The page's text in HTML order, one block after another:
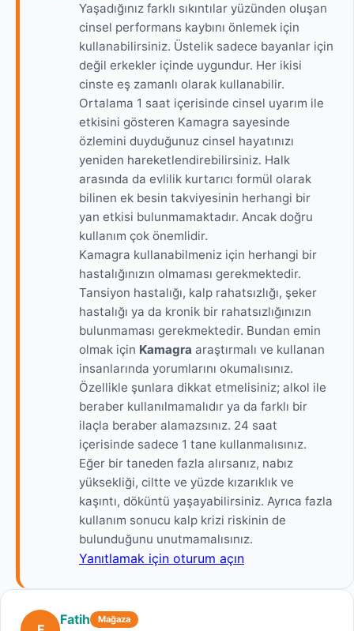
Yaşadığınız farklı sıkıntılar yüzünden oluşan
cinsel performans kaybını önlemek için
kullanabilirsiniz. Üstelik sadece bayanlar için
değil erkekler içinde uygundur. Her ikisi
cinste eş zamanlı olarak kullanabilir.
Ortalama 1 saat içerisinde cinsel uyarım ile
etkisini gösteren Kamagra sayesinde
özlemini duyduğunuz cinsel hayatınızı
yeniden hareketlendirebilirsiniz. Halk
arasında da evlilik kurtarıcı formül olarak
bilinen ek besin takviyesinin herhangi bir
yan etkisi bulunmamaktadır. Ancak doğru
kullanım çok önemlidir.
Kamagra kullanabilmeniz için herhangi bir
hastalığınızın olmaması gerekmektedir.
Tansiyon hastalığı, kalp rahatsızlığı, şeker
hastalığı ya da kronik bir rahatsızlığınızın
bulunmaması gerekmektedir. Bundan emin
olmak için Kamagra araştırmalı ve kullanan
insanlarında yorumlarını okumalısınız.
Özellikle şunlara dikkat etmelisiniz; alkol ile
beraber kullanılmamalıdır ya da farklı bir
ilaçla beraber alamazsınız. 24 saat
içerisinde sadece 1 tane kullanmalısınız.
Eğer bir taneden fazla alırsanız, nabız
yüksekliği, ciltte ve yüzde kızarıklık ve
kaşıntı, döküntü yaşayabilirsiniz. Ayrıca fazla
kullanım sonucu kalp krizi riskinin de
bulunduğunu unutmamalısınız.
Yanıtlamak için oturum açın
Fatih Mağaza